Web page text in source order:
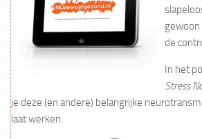
gewoon
de
In het
Stress
je deze (en andere) belangrijke
laat werken.